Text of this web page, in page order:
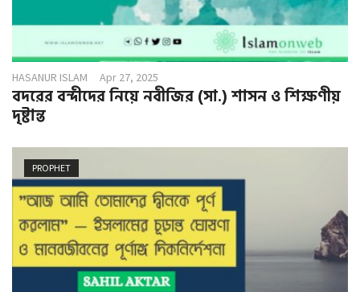
HASANUR ISLAM Apr 27, 2025
বদরের বন্দীদের নিয়ে নবীজির (সা.) শাসন ও শিক্ষণীয়
দৃষ্টান্ত
PROPHET